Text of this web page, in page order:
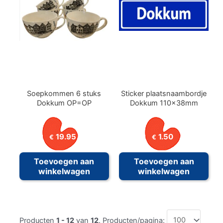
Soepkommen 6 stuks
Dokkum OP=OP
€ 19.95
Toevoegen aan
winkelwagen
Sticker plaatsnaambordje
Dokkum 110x38mm
€ 1.50
Toevoegen aan
winkelwagen
Producten 1 - 12van 12. Producten/pagina: